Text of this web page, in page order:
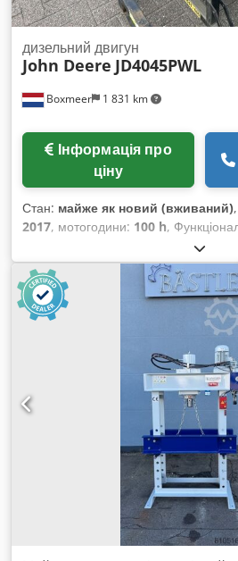
Boxmeer 1 831 km
дизельний двигун
John Deere JD4045PWL
ціну
Стан: майже як новий (вживаний)
2017, мотогодини: 100 h,
102
пального:дизель, кількість
кг, тип охолодження:вода, Марка:
JD4045PWL Crodpoytf Rmjfx Ahzef
Серійний номер: CD4045U040324
Модель двигуна: Turbo Stage III
ДxШxВ (мм): 880 x 750 x 1070 Вага
на складі: 1 Вироблено у: Франції
будівельної техніки, підходить для
навантажувачів Manitou MLT840/